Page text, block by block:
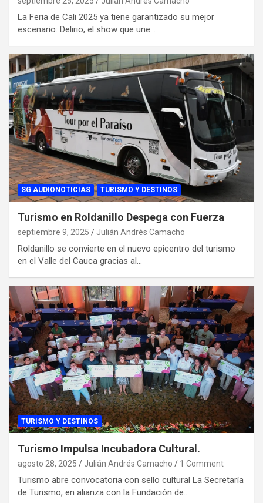
La Feria de Cali 2025 ya tiene garantizado su mejor
escenario: Delirio, el show que une…
SG AUDIONOTICIAS TURISMO Y DESTINOS
Turismo en Roldanillo Despega con Fuerza
septiembre 9, 2025 Julián Andrés Camacho
Roldanillo se convierte en el nuevo epicentro del turismo
en el Valle del Cauca gracias al…
TURISMO Y DESTINOS
Turismo Impulsa Incubadora Cultural.
agosto 28, 2025 Julián Andrés Camacho 1 Comment
Turismo abre convocatoria con sello cultural La Secretaría
de Turismo, en alianza con la Fundación de…